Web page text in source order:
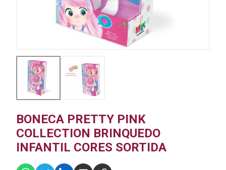
BONECA PRETTY PINK
COLLECTION BRINQUEDO
INFANTIL CORES SORTIDA